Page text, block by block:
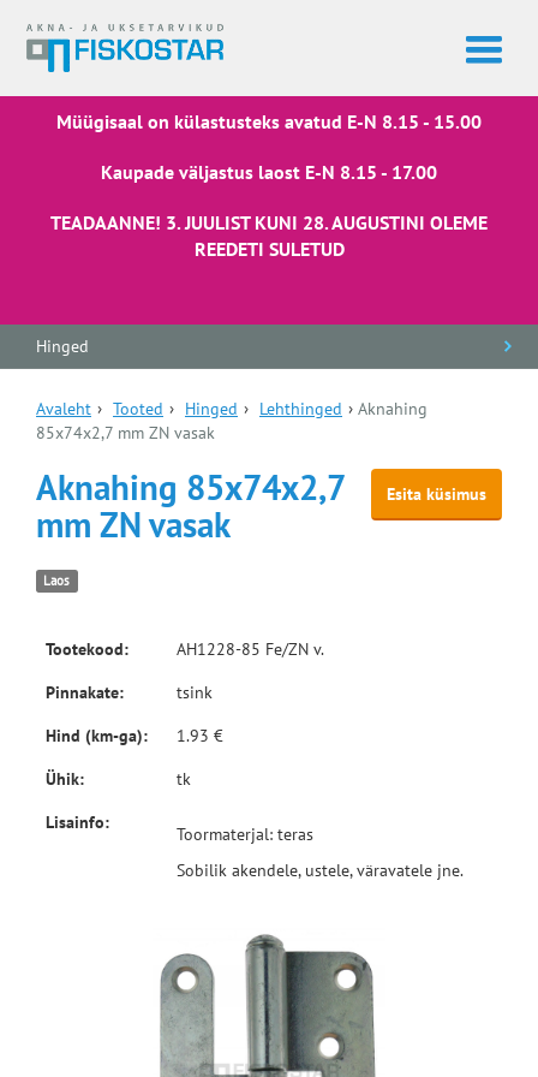
Müügisaal on külastusteks avatud E-N 8.15 - 15.00
Kaupade väljastus laost E-N 8.15 - 17.00
TEADAANNE! 3. JUULIST KUNI 28. AUGUSTINI OLEME
REEDETI SULETUD
Hinged
Avaleht › Tooted › Hinged › Lehthinged › Aknahing
85x74x2,7 mm ZN vasak
Esita küsimus
Aknahing 85x74x2,7
mm ZN vasak
Laos
Tootekood:
AH1228-85 Fe/ZN v.
Pinnakate:
tsink
Hind (km-ga):
1.93 €
Ühik:
tk
Lisainfo:
Toormaterjal: teras
Sobilik akendele, ustele, väravatele jne.